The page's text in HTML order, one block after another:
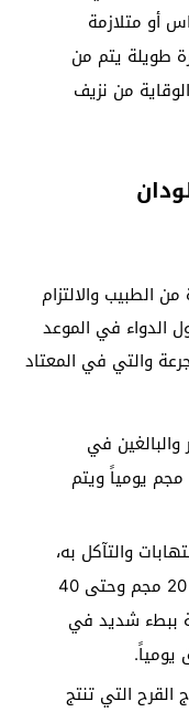
أو متلازمة
طويلة يتم من
من نزيف
الطبيب والالتزام
الدواء في الموعد
والتي في المعتاد
والبالغين في
حالات ارتجاع المريء هي تركيز 20 مجم يومياً ويتم
والتآكل به،
هي تناول حقنة في الوريد بتركيز 20 مجم وحتى 40
ببطء شديد في
يومياً.
القرح التي تنتج